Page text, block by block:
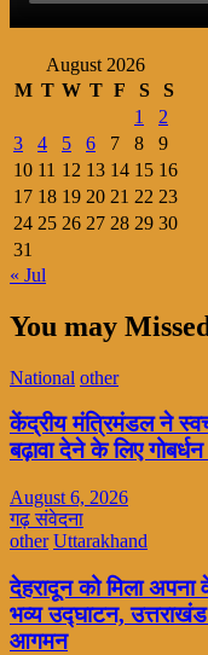
August 2026
M T W T F S
S
1
2
3
4 5 6 7 8
9
10 11 12 13 14 15 16
17 18 19 20 21 22 23
24 25 26 27 28 29 30
31
« Jul
You may
National other
केंद्रीय मंत्रिमंडल ने
बढ़ावा देने के लिए
August 6, 2026
गढ़ संवेदना
other Uttarakhand
देहरादून को मिला
भव्य उद्घाटन, उत्तराखंड
आगमन